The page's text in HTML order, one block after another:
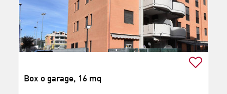
Box o garage, 16 mq